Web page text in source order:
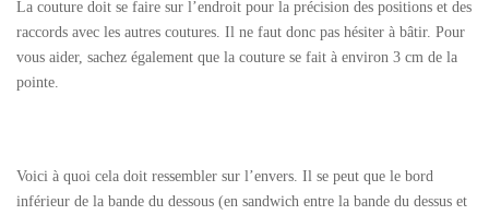
La couture doit se faire sur l’endroit pour la précision des positions et des
raccords avec les autres coutures. Il ne faut donc pas hésiter à bâtir. Pour
vous aider, sachez également que la couture se fait à environ 3 cm de la
pointe.
Voici à quoi cela doit ressembler sur l’envers. Il se peut que le bord
inférieur de la bande du dessous (en sandwich entre la bande du dessus et